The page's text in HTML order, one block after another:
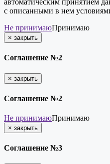
автоматическим принятием
с описанными в нем
Не принимаюПринимаю
× закрыть
Соглашение №2
× закрыть
Соглашение №2
Не принимаюПринимаю
× закрыть
Соглашение №3